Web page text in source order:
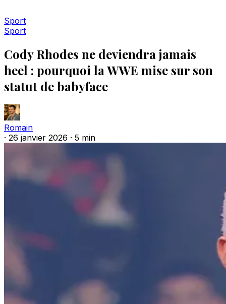
Sport
Sport
Cody Rhodes ne deviendra jamais
heel : pourquoi la WWE mise sur son
statut de babyface
Romain
· 26 janvier 2026 · 5 min